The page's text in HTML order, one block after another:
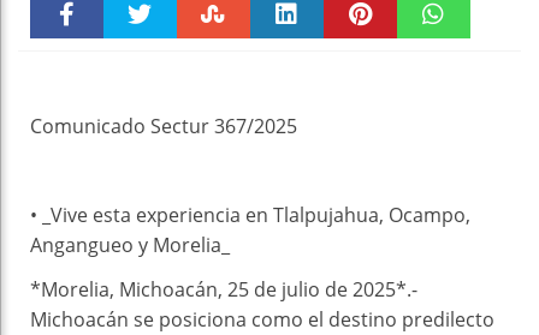
Comunicado Sectur 367/2025
• _Vive esta experiencia en Tlalpujahua, Ocampo,
Angangueo y Morelia_
*Morelia, Michoacán, 25 de julio de 2025*.-
Michoacán se posiciona como el destino predilecto